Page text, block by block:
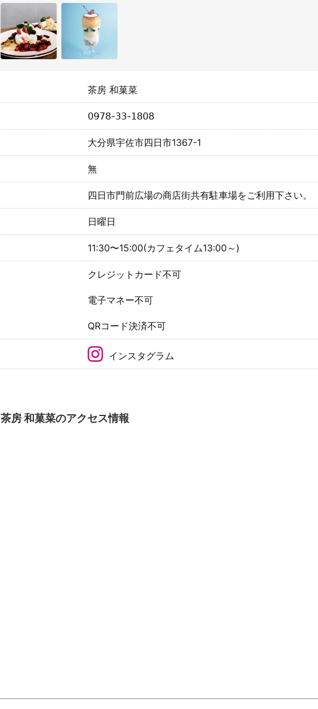
茶房 和菓菜
𝟢𝟫𝟩𝟪-𝟥𝟥-𝟣𝟪𝟢𝟪
大分県宇佐市四日市1367-1
無
四日市門前広場の商店街共有駐車場をご利用下さい。
日曜日
11:30〜15:00(カフェタイム13:00～)
クレジットカード不可
電子マネー不可
QRコード決済不可
インスタグラム
茶房 和菓菜のアクセス情報